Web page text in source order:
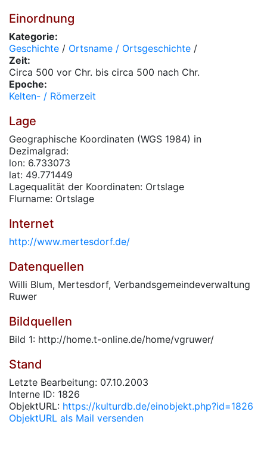
Einordnung
Kategorie:
Geschichte / Ortsname / Ortsgeschichte /
Zeit:
Circa 500 vor Chr. bis circa 500 nach Chr.
Epoche:
Kelten- / Römerzeit
Lage
Geographische Koordinaten (WGS 1984) in
Dezimalgrad:
lon: 6.733073
lat: 49.771449
Lagequalität der Koordinaten: Ortslage
Flurname: Ortslage
Internet
http://www.mertesdorf.de/
Datenquellen
Willi Blum, Mertesdorf, Verbandsgemeindeverwaltung
Ruwer
Bildquellen
Bild 1: http://home.t-online.de/home/vgruwer/
Stand
Letzte Bearbeitung: 07.10.2003
Interne ID: 1826
ObjektURL: https://kulturdb.de/einobjekt.php?id=1826
ObjektURL als Mail versenden